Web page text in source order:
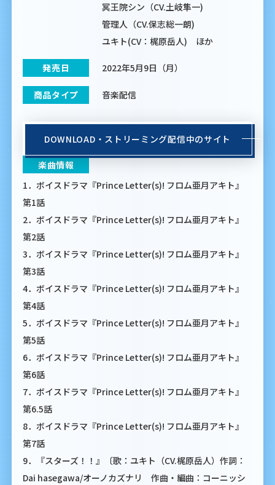
冥王院シン（CV.土岐隼一)
管理人（CV.保志総一朗)
ユキト(CV：梶原岳人) ほか
発売日 2022年5月9日（月）
商品タイプ 音楽配信
DOWNLOAD・ストリーミング配信中のサイト
楽曲情報
1．ボイスドラマ『Prince Letter(s)! フロム亜月アキト』
第1話
2．ボイスドラマ『Prince Letter(s)! フロム亜月アキト』
第2話
3．ボイスドラマ『Prince Letter(s)! フロム亜月アキト』
第3話
4．ボイスドラマ『Prince Letter(s)! フロム亜月アキト』
第4話
5．ボイスドラマ『Prince Letter(s)! フロム亜月アキト』
第5話
6．ボイスドラマ『Prince Letter(s)! フロム亜月アキト』
第6話
7．ボイスドラマ『Prince Letter(s)! フロム亜月アキト』
第6.5話
8．ボイスドラマ『Prince Letter(s)! フロム亜月アキト』
第7話
9．『スターズ！！』〔歌：ユキト（CV.梶原岳人）作詞：
Dai hasegawa/オーノカズナリ 作曲・編曲：コーニッシ